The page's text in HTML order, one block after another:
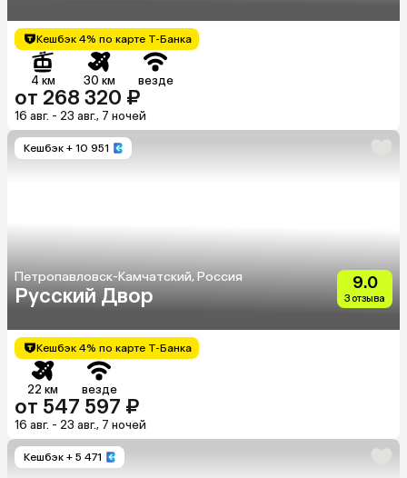
Кешбэк 4% по карте Т-Банка
4 км 30 км везде
от 268 320 ₽
16 авг. - 23 авг., 7 ночей
Кешбэк + 10 951
Петропавловск-Камчатский, Россия
Русский Двор
9.0
3 отзыва
Кешбэк 4% по карте Т-Банка
22 км везде
от 547 597 ₽
16 авг. - 23 авг., 7 ночей
Кешбэк + 5 471